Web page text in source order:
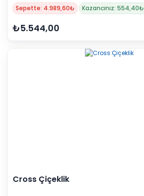
Sepette: 4.989,60₺ Kazancınız: 554,40₺
₺5.544,00
Cross Çiçeklik